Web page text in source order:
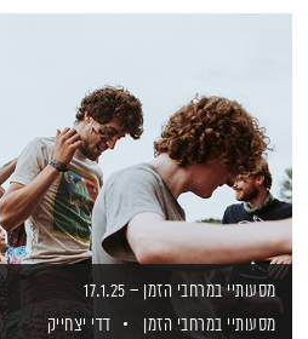
מסעותיי במרחבי הזמן – 17.1.25
מסעותיי במרחבי הזמן
דדי יצחייק